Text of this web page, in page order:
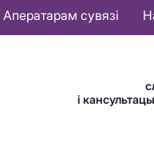
Аператарам сувязі
і